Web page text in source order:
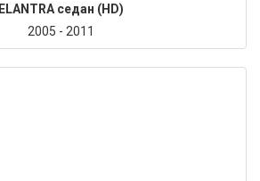
ELANTRA седан (HD)
2005 - 2011